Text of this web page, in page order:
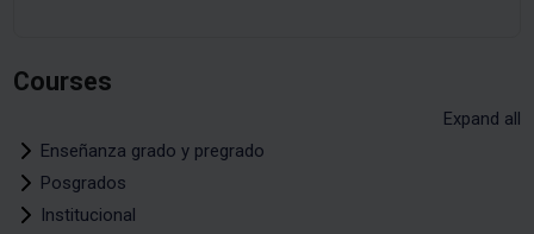
Courses
Expand all
Enseñanza grado y pregrado
Posgrados
Institucional